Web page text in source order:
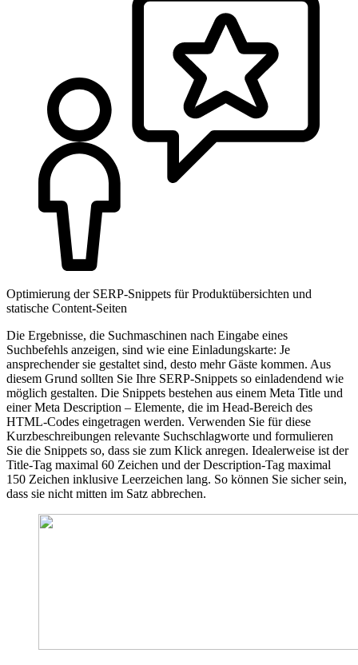
Optimierung der SERP-Snippets für Produkt­übersichten und
statische Content-Seiten
Die Ergebnisse, die Suchmaschinen nach Eingabe eines
Suchbefehls anzeigen, sind wie eine Einladungskarte: Je
ansprechender sie gestaltet sind, desto mehr Gäste kommen. Aus
diesem Grund sollten Sie Ihre SERP-Snippets so einladendend wie
möglich gestalten. Die Snippets bestehen aus einem Meta Title und
einer Meta Description – Elemente, die im Head-Bereich des
HTML-Codes eingetragen werden. Verwenden Sie für diese
Kurzbeschreibungen relevante Suchschlagworte und formulieren
Sie die Snippets so, dass sie zum Klick anregen. Idealerweise ist der
Title-Tag maximal 60 Zeichen und der Description-Tag maximal
150 Zeichen inklusive Leerzeichen lang. So können Sie sicher sein,
dass sie nicht mitten im Satz abbrechen.